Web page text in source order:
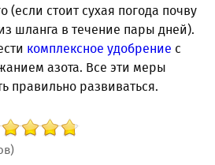
(если стоит сухая погода почву
шланга в течение пары дней).
комплексное удобрение с
азота. Все эти меры
правильно развиваться.